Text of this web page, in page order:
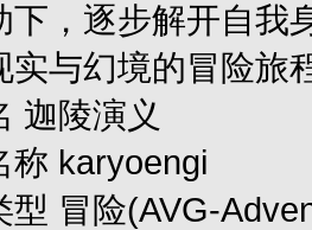
下，逐步解开自我
实与幻境的冒险旅
迦陵演义
称 karyoengi
型 冒险(AVG-